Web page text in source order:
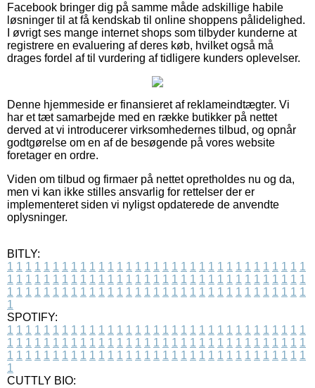
Facebook bringer dig på samme måde adskillige habile
løsninger til at få kendskab til online shoppens pålidelighed.
I øvrigt ses mange internet shops som tilbyder kunderne at
registrere en evaluering af deres køb, hvilket også må
drages fordel af til vurdering af tidligere kunders oplevelser.
Denne hjemmeside er finansieret af reklameindtægter. Vi
har et tæt samarbejde med en række butikker på nettet
derved at vi introducerer virksomhedernes tilbud, og opnår
godtgørelse om en af de besøgende på vores website
foretager en ordre.
Viden om tilbud og firmaer på nettet opretholdes nu og da,
men vi kan ikke stilles ansvarlig for rettelser der er
implementeret siden vi nyligst opdaterede de anvendte
oplysninger.
BITLY:
1 1 1 1 1 1 1 1 1 1 1 1 1 1 1 1 1 1 1 1 1 1 1 1 1 1 1 1 1 1 1 1 1
1 1 1 1 1 1 1 1 1 1 1 1 1 1 1 1 1 1 1 1 1 1 1 1 1 1 1 1 1 1 1 1 1
1 1 1 1 1 1 1 1 1 1 1 1 1 1 1 1 1 1 1 1 1 1 1 1 1 1 1 1 1 1 1 1 1
1
SPOTIFY:
1 1 1 1 1 1 1 1 1 1 1 1 1 1 1 1 1 1 1 1 1 1 1 1 1 1 1 1 1 1 1 1 1
1 1 1 1 1 1 1 1 1 1 1 1 1 1 1 1 1 1 1 1 1 1 1 1 1 1 1 1 1 1 1 1 1
1 1 1 1 1 1 1 1 1 1 1 1 1 1 1 1 1 1 1 1 1 1 1 1 1 1 1 1 1 1 1 1 1
1
CUTTLY BIO: